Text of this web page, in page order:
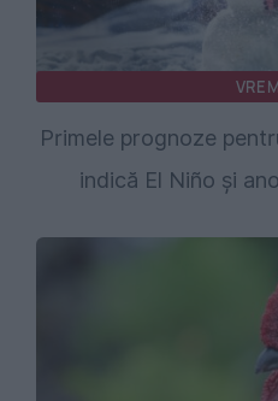
Primele prognoze
indică El Niño și